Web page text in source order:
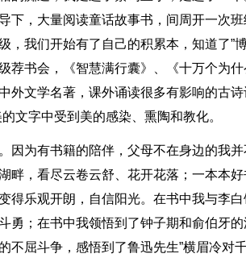
下，大量阅读童话故事书，间周开一次
，我们开始有了自己的积累本，知道了”
荐书会，《智慧满行囊》、《十万个为
外文学名著，课外诵读很多有影响的古
文字中受到美的感染、熏陶和教化。
因为有书籍的陪伴，父母不在身边的我
畔，看尽云卷云舒、花开花落；一本本
得乐观开朗，自信阳光。在书中我与李
勇；在书中我领悟到了钟子期和俞伯牙
不屈斗争，感悟到了鲁迅先生”横眉冷对